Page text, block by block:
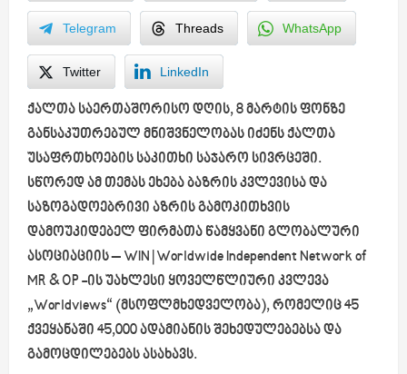
Telegram Threads WhatsApp
Twitter LinkedIn
ქალთა საერთაშორისო დღის, 8 მარტის ფონზე
განსაკუთრებულ მნიშვნელობას იძენს ქალთა
უსაფრთხოების საკითხი საჯარო სივრცეში.
სწორედ ამ თემას ეხება ბაზრის კვლევისა და
საზოგადოებრივი აზრის გამოკითხვის
დამოუკიდებელ ფირმათა წამყვანი გლობალური
ასოციაციის – WIN | Worldwide Independent Network of
MR & OP -ის უახლესი ყოველწლიური კვლევა
„Worldviews“ (მსოფლმხედველობა), რომელიც 45
ქვეყანაში 45,000 ადამიანის შეხედულებებსა და
გამოცდილებებს ასახავს.